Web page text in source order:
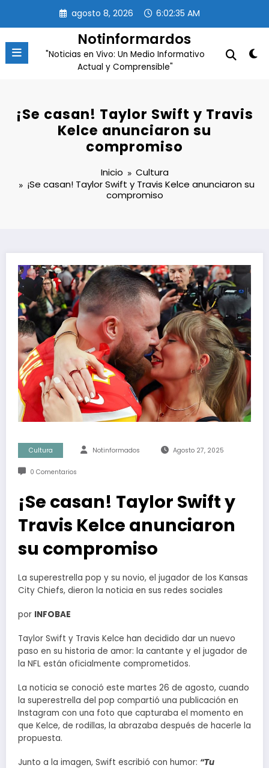
contenido
agosto 8, 2026 6:02:36 AM
Notinformardos
"Noticias en Vivo: Un Medio Informativo
Actual y Comprensible"
¡Se casan! Taylor Swift y Travis
Kelce anunciaron su
compromiso
Inicio
Cultura
¡Se casan! Taylor Swift y Travis Kelce anunciaron su
compromiso
Cultura Notinformados Agosto 27, 2025
0 Comentarios
¡Se casan! Taylor Swift y
Travis Kelce anunciaron
su compromiso
La superestrella pop y su novio, el jugador de los Kansas
City Chiefs, dieron la noticia en sus redes sociales
por INFOBAE
Taylor Swift y Travis Kelce han decidido dar un nuevo
paso en su historia de amor: la cantante y el jugador de
la NFL están oficialmente comprometidos.
La noticia se conoció este martes 26 de agosto, cuando
la superestrella del pop compartió una publicación en
Instagram con una foto que capturaba el momento en
que Kelce, de rodillas, la abrazaba después de hacerle la
propuesta.
Junto a la imagen, Swift escribió con humor: “Tu